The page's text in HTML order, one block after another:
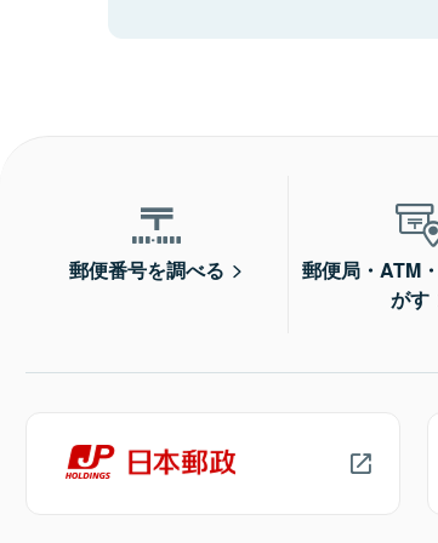
郵便番号を調べる
郵便局・ATM
がす